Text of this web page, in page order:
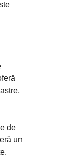
de
un